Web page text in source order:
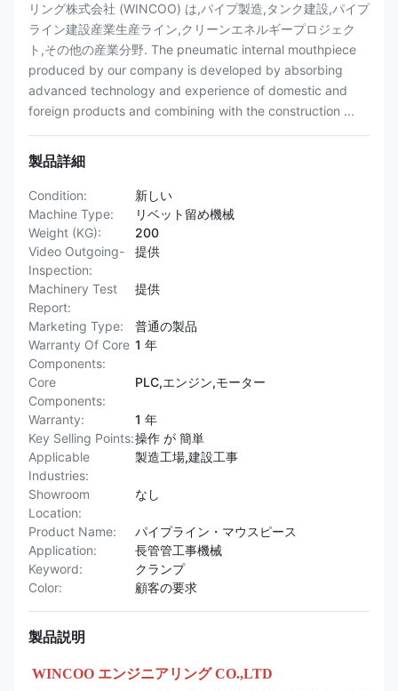
リング株式会社 (WINCOO) は,パイプ製造,タンク建設,パイプ
ライン建設産業生産ライン,クリーンエネルギープロジェク
ト,その他の産業分野. The pneumatic internal mouthpiece
produced by our company is developed by absorbing
advanced technology and experience of domestic and
foreign products and combining with the construction ...
製品詳細
Condition:
新しい
Machine Type:
リベット留め機械
Weight (KG):
200
Video Outgoing-
Inspection:
提供
Machinery Test
Report:
提供
Marketing Type:
普通の製品
Warranty Of Core
Components:
1 年
Core
Components:
PLC,エンジン,モーター
Warranty:
1 年
Key Selling Points:操作 が 簡単
Applicable
Industries:
製造工場,建設工事
Showroom
Location:
なし
Product Name:
パイプライン・マウスピース
Application:
長管管工事機械
Keyword:
クランプ
Color:
顧客の要求
製品説明
WINCOO エンジニアリング CO.,LTD